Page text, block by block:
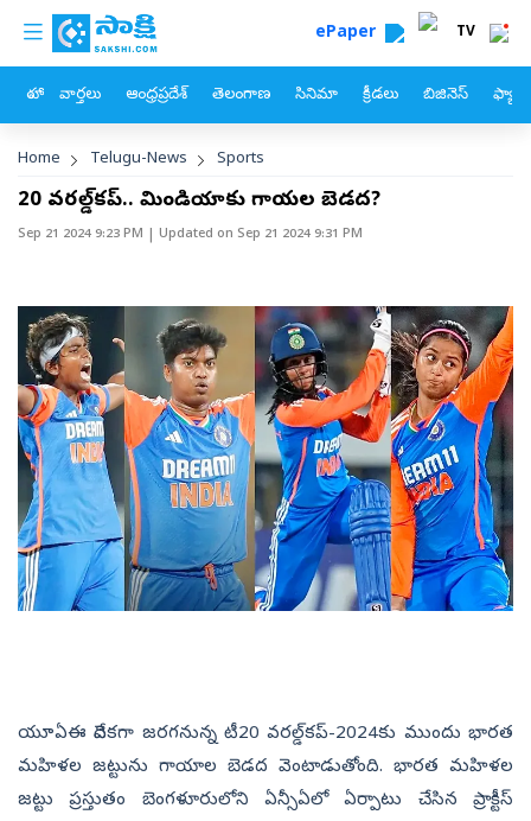
Skip to main content
custom menu ePaper TV
హోం వార్తలు ఆంధ్రప్రదేశ్ తెలంగాణ సినిమా క్రీడలు బిజినెస్
Breadcrumb
Home Telugu-News Sports
టీ20 వరల్డ్‌కప్‌.. టీమిండియాకు గాయల బెడద?
Sep 21 2024 9:23 PM | Updated on Sep 21 2024 9:31 PM
యూఏఈ వేదిక‌గా జ‌ర‌గ‌నున్న‌ టీ20 వ‌ర‌ల్డ్‌క‌ప్‌-2024కు ముందు భార‌త
మ‌హిళ‌ల జ‌ట్టును గాయాల బెడ‌ద వెంటాడుతోంది. భార‌త మ‌హిళ‌ల‌
జ‌ట్టు ప్ర‌స్తుతం బెంగ‌ళూరులోని ఏన్సీఏలో ఏర్పాటు చేసిన ప్రాక్టీస్